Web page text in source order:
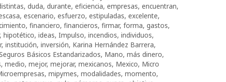
, duda, durante, eficiencia, empresas, encuentran,
, escenario, esfuerzo, estipuladas, excelente,
, financiero, financieros, firmar, forma, gastos,
, hipotético, ideas, Impulso, incendios, individuos,
, institución, inversión, Karina Hernández Barrera,
Básicos Estandarizados, Mano, más dinero,
, medio, mejor, mejorar, mexicanos, Mexico, Micro
, mipymes, modalidades, momento,